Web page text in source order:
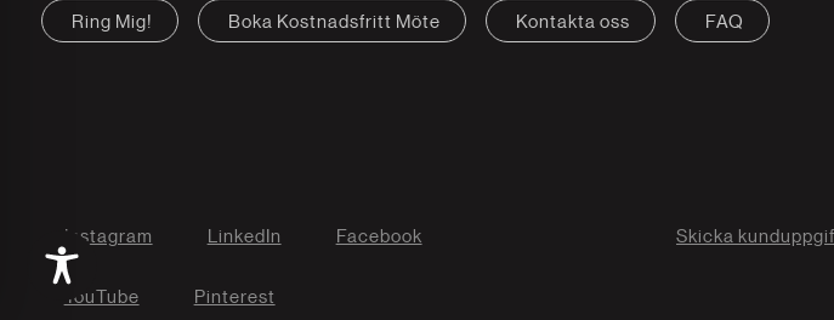
Ring Mig! Boka Kostnadsfritt Möte Kontakta oss FAQ
Instagram LinkedIn Facebook
YouTube Pinterest
Skicka